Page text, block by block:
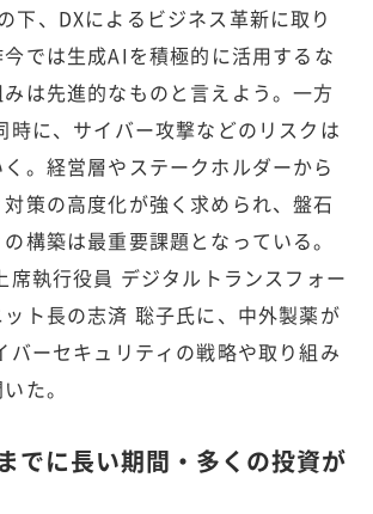
下、DXによるビジネス革新に取り
では生成AIを積極的に活用するな
は先進的なものと言えよう。一方
時に、サイバー攻撃などのリスクは
。経営層やステークホルダーから
策の高度化が強く求められ、盤石
構築は最重要課題となっている。
席執行役員 デジタルトランスフォー
ト長の志済 聡子氏に、中外製薬が
バーセキュリティの戦略や取り組み
た。
でに長い期間・多くの投資が